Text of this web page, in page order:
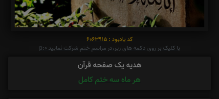
کد یادبود : 6063915
با کلیک بر روی دکمه های زیر،در مراسم ختم شرکت نمایید p:0
هدیه یک صفحه قرآن
هر ماه سه ختم کامل